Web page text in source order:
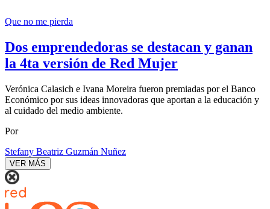
Que no me pierda
Dos emprendedoras se destacan y ganan
la 4ta versión de Red Mujer
Verónica Calasich e Ivana Moreira fueron premiadas por el Banco
Económico por sus ideas innovadoras que aportan a la educación y
al cuidado del medio ambiente.
Por
Stefany Beatriz Guzmán Nuñez
VER MÁS